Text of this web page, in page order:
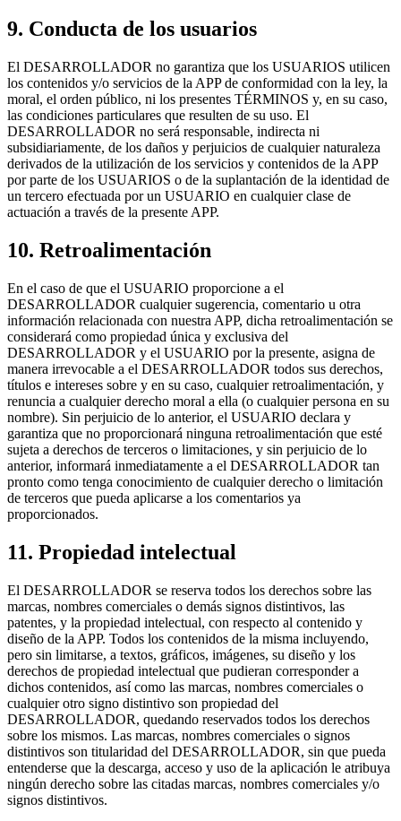
9. Conducta de los usuarios
El DESARROLLADOR no garantiza que los USUARIOS utilicen
los contenidos y/o servicios de la APP de conformidad con la ley, la
moral, el orden público, ni los presentes TÉRMINOS y, en su caso,
las condiciones particulares que resulten de su uso. El
DESARROLLADOR no será responsable, indirecta ni
subsidiariamente, de los daños y perjuicios de cualquier naturaleza
derivados de la utilización de los servicios y contenidos de la APP
por parte de los USUARIOS o de la suplantación de la identidad de
un tercero efectuada por un USUARIO en cualquier clase de
actuación a través de la presente APP.
10. Retroalimentación
En el caso de que el USUARIO proporcione a el
DESARROLLADOR cualquier sugerencia, comentario u otra
información relacionada con nuestra APP, dicha retroalimentación se
considerará como propiedad única y exclusiva del
DESARROLLADOR y el USUARIO por la presente, asigna de
manera irrevocable a el DESARROLLADOR todos sus derechos,
títulos e intereses sobre y en su caso, cualquier retroalimentación, y
renuncia a cualquier derecho moral a ella (o cualquier persona en su
nombre). Sin perjuicio de lo anterior, el USUARIO declara y
garantiza que no proporcionará ninguna retroalimentación que esté
sujeta a derechos de terceros o limitaciones, y sin perjuicio de lo
anterior, informará inmediatamente a el DESARROLLADOR tan
pronto como tenga conocimiento de cualquier derecho o limitación
de terceros que pueda aplicarse a los comentarios ya
proporcionados.
11. Propiedad intelectual
El DESARROLLADOR se reserva todos los derechos sobre las
marcas, nombres comerciales o demás signos distintivos, las
patentes, y la propiedad intelectual, con respecto al contenido y
diseño de la APP. Todos los contenidos de la misma incluyendo,
pero sin limitarse, a textos, gráficos, imágenes, su diseño y los
derechos de propiedad intelectual que pudieran corresponder a
dichos contenidos, así como las marcas, nombres comerciales o
cualquier otro signo distintivo son propiedad del
DESARROLLADOR, quedando reservados todos los derechos
sobre los mismos. Las marcas, nombres comerciales o signos
distintivos son titularidad del DESARROLLADOR, sin que pueda
entenderse que la descarga, acceso y uso de la aplicación le atribuya
ningún derecho sobre las citadas marcas, nombres comerciales y/o
signos distintivos.